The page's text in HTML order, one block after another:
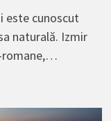
este cunoscut
naturală. Izmir
romane,…